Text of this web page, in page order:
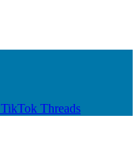
TikTok Threads